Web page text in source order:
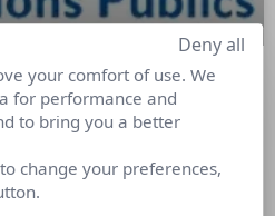
bonne réputation !
de notations
réputation à une valeur
ou la vulnérabilité d’une
your comfort of use. We
for performance and
to bring you a better
change your preferences,
Deny all